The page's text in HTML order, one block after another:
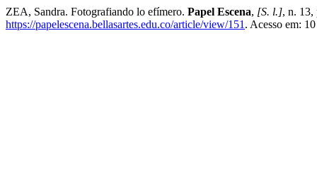
ZEA, Sandra. Fotografiando lo efímero. Papel Escena, [S. l.], n.
https://papelescena.bellasartes.edu.co/article/view/151 . Acesso em: